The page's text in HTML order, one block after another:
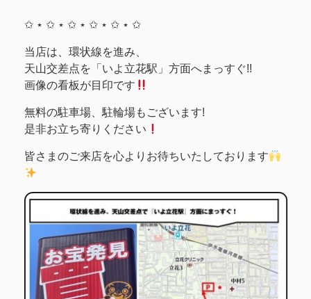
✩ ⋆ ✩ ⋆ ✩ ⋆ ✩ ⋆ ✩ ⋆ ✩
当店は、環状線を進み、
天山交差点を「いよ立花駅」方面へまっすぐ!!
画像の看板が目印です
無料の駐車場、駐輪場もございます!
是非お立ち寄りください
皆さまのご来店を心よりお待ちいたしております